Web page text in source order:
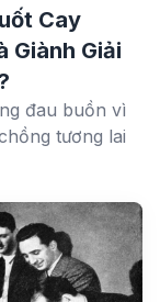
Cay
Giành Giải
đau buồn vì
tương lai